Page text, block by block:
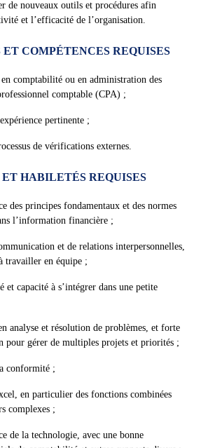
de nouveaux outils et procédures afin
et l’efficacité de l’organisation.
COMPÉTENCES REQUISES
comptabilité ou en administration des
comptable (CPA) ;
pertinente ;
de vérifications externes.
HABILETÉS REQUISES
des principes fondamentaux et des normes
l’information financière ;
et de relations interpersonnelles,
travailler en équipe ;
capacité à s’intégrer dans une petite
analyse et résolution de problèmes, et forte
pour gérer de multiples projets et priorités ;
conformité ;
en particulier des fonctions combinées
complexes ;
de la technologie, avec une bonne